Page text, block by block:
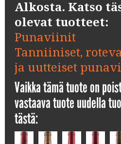
Alkosta. Katso
olevat tuotteet:
Punaviinit
Tanniiniset,
ja uutteiset
Vaikka tämä tuote on
vastaava tuote uudella
tästä: